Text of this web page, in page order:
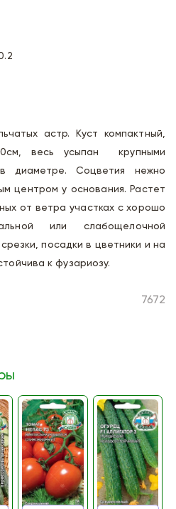
астр. Куст компактный,
весь усыпан крупными
диаметре. Соцветия нежно
центром у основания. Растет
от ветра участках с хорошо
или слабощелочной
посадки в цветники и на
к фузариозу.
7672